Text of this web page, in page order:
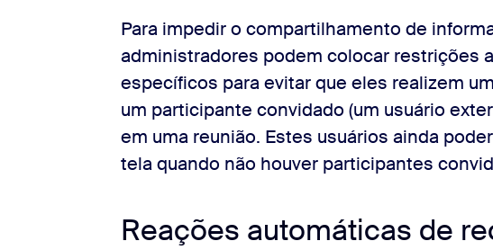
Para impedir o compartilhamento de
administradores podem colocar restrições
específicos para evitar que eles realizem
um participante convidado (um usuário
em uma reunião. Estes usuários ainda
tela quando não houver participantes
Reações automáticas de